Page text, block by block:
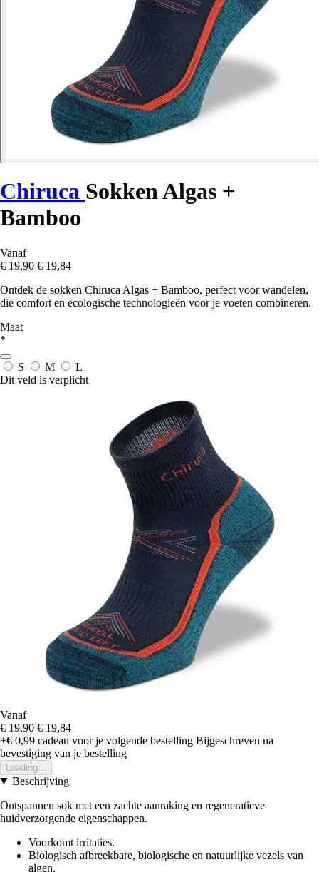
Chiruca Sokken Algas +
Bamboo
Vanaf
€ 19,90 € 19,84
Ontdek de sokken Chiruca Algas + Bamboo, perfect voor wandelen,
die comfort en ecologische technologieën voor je voeten combineren.
Maat
*
S M
L
Dit veld is verplicht
Vanaf
€ 19,90 € 19,84
+€ 0,99 cadeau voor je volgende bestelling Bijgeschreven na
bevestiging van je bestelling
Loading...
Beschrijving
Ontspannen sok met een zachte aanraking en regeneratieve
huidverzorgende eigenschappen.
Voorkomt irritaties.
Biologisch afbreekbare, biologische en natuurlijke vezels van
algen.